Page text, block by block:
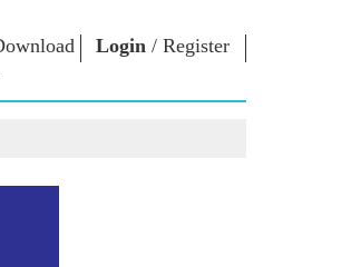
Login / Register